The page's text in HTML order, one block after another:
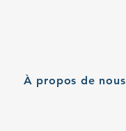
À propos de nous